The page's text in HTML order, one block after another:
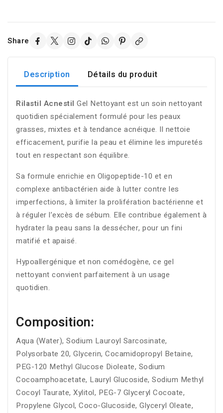
Share
Description Détails du produit
Rilastil Acnestil Gel Nettoyant est un soin nettoyant
quotidien spécialement formulé pour les peaux
grasses, mixtes et à tendance acnéique. Il nettoie
efficacement, purifie la peau et élimine les impuretés
tout en respectant son équilibre.
Sa formule enrichie en Oligopeptide-10 et en
complexe antibactérien aide à lutter contre les
imperfections, à limiter la prolifération bactérienne et
à réguler l’excès de sébum. Elle contribue également à
hydrater la peau sans la dessécher, pour un fini
matifié et apaisé.
Hypoallergénique et non comédogène, ce gel
nettoyant convient parfaitement à un usage
quotidien.
Composition:
Aqua (Water), Sodium Lauroyl Sarcosinate,
Polysorbate 20, Glycerin, Cocamidopropyl Betaine,
PEG-120 Methyl Glucose Dioleate, Sodium
Cocoamphoacetate, Lauryl Glucoside, Sodium Methyl
Cocoyl Taurate, Xylitol, PEG-7 Glyceryl Cocoate,
Propylene Glycol, Coco-Glucoside, Glyceryl Oleate,